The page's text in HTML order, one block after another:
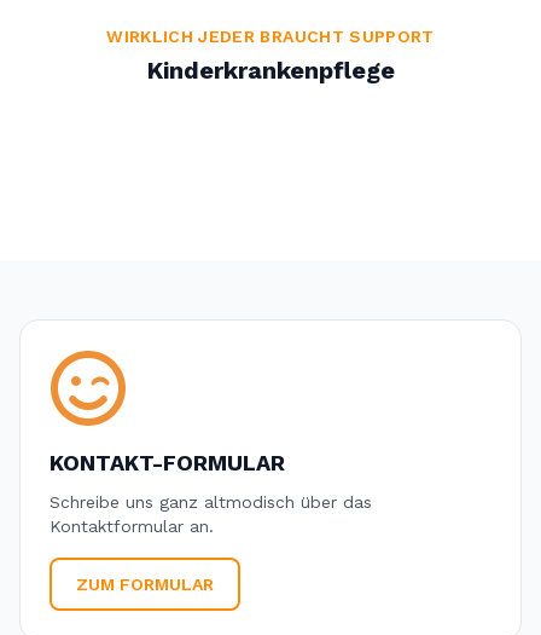
WIRKLICH JEDER BRAUCHT SUPPORT
Kinderkrankenpflege
KONTAKT-FORMULAR
Schreibe uns ganz altmodisch über das
Kontaktformular an.
ZUM FORMULAR